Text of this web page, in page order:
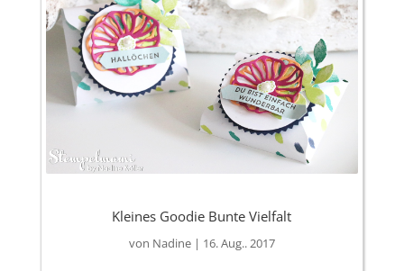
Kleines Goodie Bunte Vielfalt
von Nadine| 16. Aug.. 2017